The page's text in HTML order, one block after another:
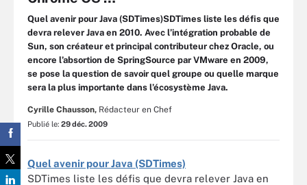
Quel avenir pour Java (SDTimes)SDTimes liste les défis que
devra relever Java en 2010. Avec l’intégration probable de
Sun, son créateur et principal contributeur chez Oracle, ou
encore l’absortion de SpringSource par VMware en 2009,
se pose la question de savoir quel groupe ou quelle marque
sera la plus importante dans l’écosystème Java.
Cyrille Chausson, Rédacteur en Chef
Publié le: 29 déc. 2009
Quel avenir pour Java (SDTimes)
SDTimes liste les défis que devra relever Java en